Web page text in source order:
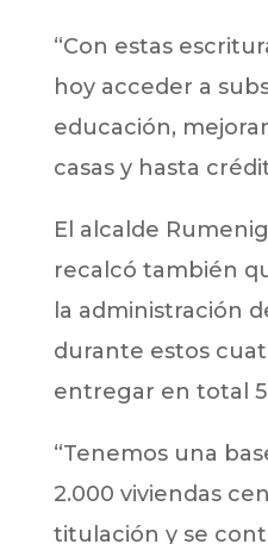
“Con estas
hoy acceder a
educación,
casas y hasta
El alcalde
recalcó también
la administración
durante estos
entregar en total
“Tenemos una
2.000 viviendas
titulación y se